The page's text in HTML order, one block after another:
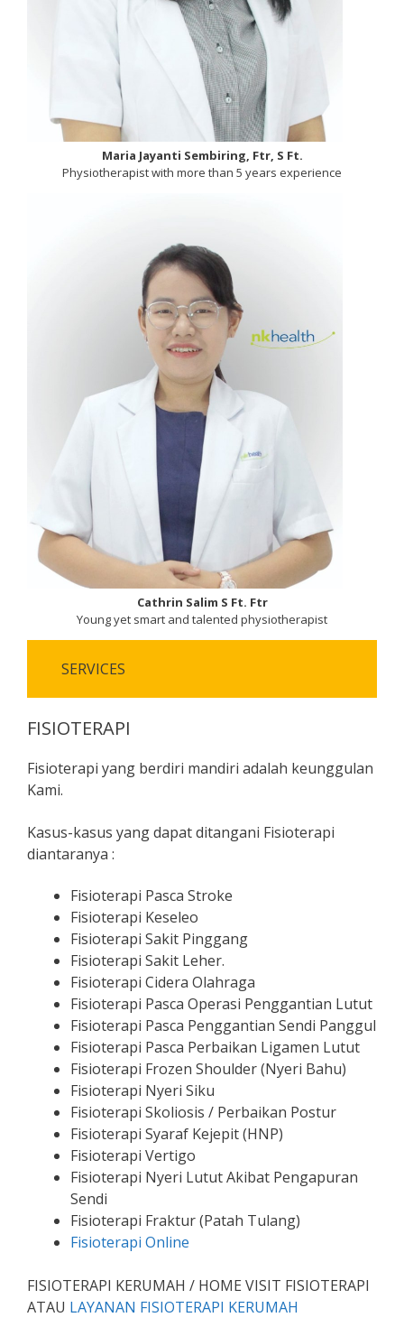
Maria Jayanti Sembiring, Ftr, S Ft.
Physiotherapist with more than 5 years experience
Cathrin Salim S Ft. Ftr
Young yet smart and talented physiotherapist
SERVICES
FISIOTERAPI
Fisioterapi yang berdiri mandiri adalah keunggulan
Kami.
Kasus-kasus yang dapat ditangani Fisioterapi
diantaranya :
Fisioterapi Pasca Stroke
Fisioterapi Keseleo
Fisioterapi Sakit Pinggang
Fisioterapi Sakit Leher.
Fisioterapi Cidera Olahraga
Fisioterapi Pasca Operasi Penggantian Lutut
Fisioterapi Pasca Penggantian Sendi Panggul
Fisioterapi Pasca Perbaikan Ligamen Lutut
Fisioterapi Frozen Shoulder (Nyeri Bahu)
Fisioterapi Nyeri Siku
Fisioterapi Skoliosis / Perbaikan Postur
Fisioterapi Syaraf Kejepit (HNP)
Fisioterapi Vertigo
Fisioterapi Nyeri Lutut Akibat Pengapuran
Sendi
Fisioterapi Fraktur (Patah Tulang)
Fisioterapi Online
FISIOTERAPI KERUMAH / HOME VISIT FISIOTERAPI
ATAU LAYANAN FISIOTERAPI KERUMAH